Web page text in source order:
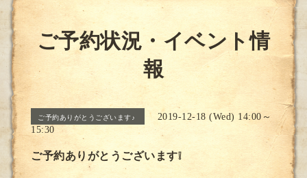
ご予約状況・イベント情
報
ご予約ありがとうございます♪
2019-12-18 (Wed) 14:00～
15:30
ご予約ありがとうございます❕